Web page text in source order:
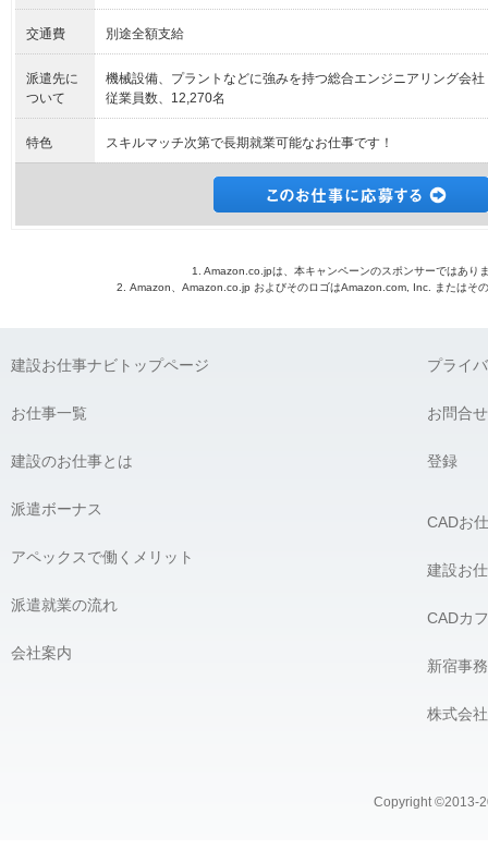
交通費 別途全額支給
派遣先に
ついて
機械設備、プラントなどに強みを持つ総合エンジニアリング会社
従業員数、12,270名
特色 スキルマッチ次第で長期就業可能なお仕事です！
1. Amazon.co.jpは、本キャンペーンのスポンサーではあり
2. Amazon、Amazon.co.jp およびそのロゴはAmazon.com, Inc. またはそ
建設お仕事ナビトップページ
お仕事一覧
建設のお仕事とは
派遣ボーナス
アペックスで働くメリット
派遣就業の流れ
会社案内
プライ
お問合せ
登録
CADお
建設お
CADカ
新宿事
株式会
Copyright ©2013-